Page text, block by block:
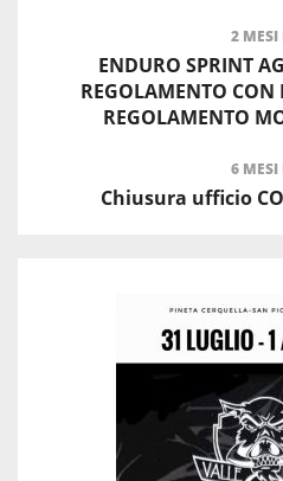
2 MESI
ENDURO SPRINT
REGOLAMENTO CON
REGOLAMENTO
6 MESI
Chiusura ufficio